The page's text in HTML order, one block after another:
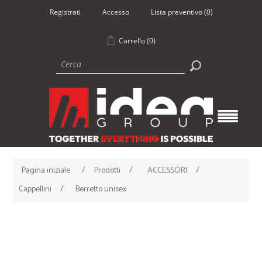
Registrati Accesso Lista preventivo (0)
Carrello (0)
Pagina iniziale / Prodotti / ACCESSORI
/
Cappellini
/ Berretto unisex